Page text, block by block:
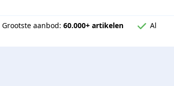
Grootste aanbod: 60.000+ artikelen
Al